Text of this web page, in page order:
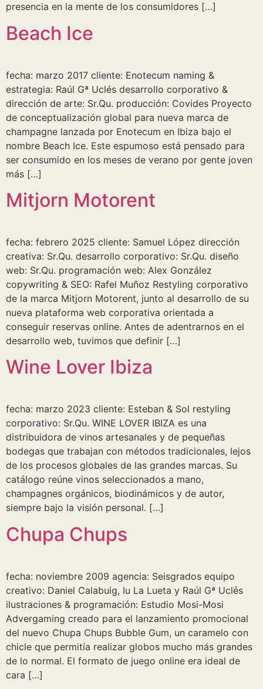
presencia en la mente de los consumidores […]
Beach Ice
fecha: marzo 2017 cliente: Enotecum naming &
estrategia: Raúl Gª Uclés desarrollo corporativo &
dirección de arte: Sr.Qu. producción: Covides Proyecto
de conceptualización global para nueva marca de
champagne lanzada por Enotecum en Ibiza bajo el
nombre Beach Ice. Este espumoso está pensado para
ser consumido en los meses de verano por gente joven
más […]
Mitjorn Motorent
fecha: febrero 2025 cliente: Samuel López dirección
creativa: Sr.Qu. desarrollo corporativo: Sr.Qu. diseño
web: Sr.Qu. programación web: Alex González
copywriting & SEO: Rafel Muñoz Restyling corporativo
de la marca Mitjorn Motorent, junto al desarrollo de su
nueva plataforma web corporativa orientada a
conseguir reservas online. Antes de adentrarnos en el
desarrollo web, tuvimos que definir […]
Wine Lover Ibiza
fecha: marzo 2023 cliente: Esteban & Sol restyling
corporativo: Sr.Qu. WINE LOVER IBIZA es una
distribuidora de vinos artesanales y de pequeñas
bodegas que trabajan con métodos tradicionales, lejos
de los procesos globales de las grandes marcas. Su
catálogo reúne vinos seleccionados a mano,
champagnes orgánicos, biodinámicos y de autor,
siempre bajo la visión personal. […]
Chupa Chups
fecha: noviembre 2009 agencia: Seisgrados equipo
creativo: Daniel Calabuig, Iu La Lueta y Raúl Gª Uclés
ilustraciones & programación: Estudio Mosi-Mosi
Advergaming creado para el lanzamiento promocional
del nuevo Chupa Chups Bubble Gum, un caramelo con
chicle que permitía realizar globos mucho más grandes
de lo normal. El formato de juego online era ideal de
cara […]